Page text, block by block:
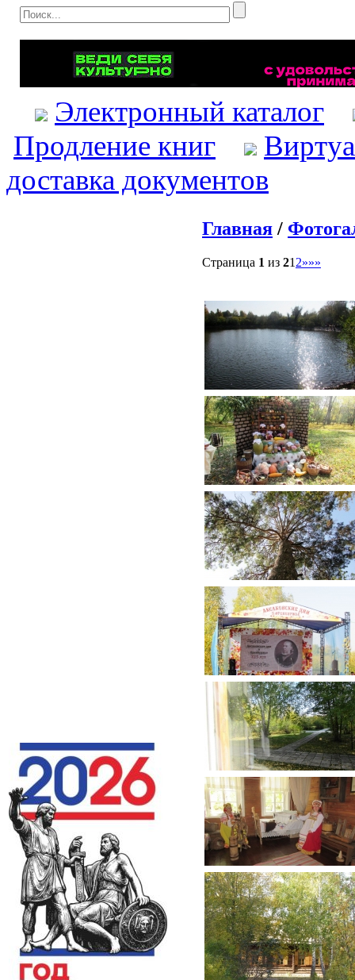
Электронный каталог
Продление книг
доставка документов
Главная /
Страница 1 из 21 2»»»